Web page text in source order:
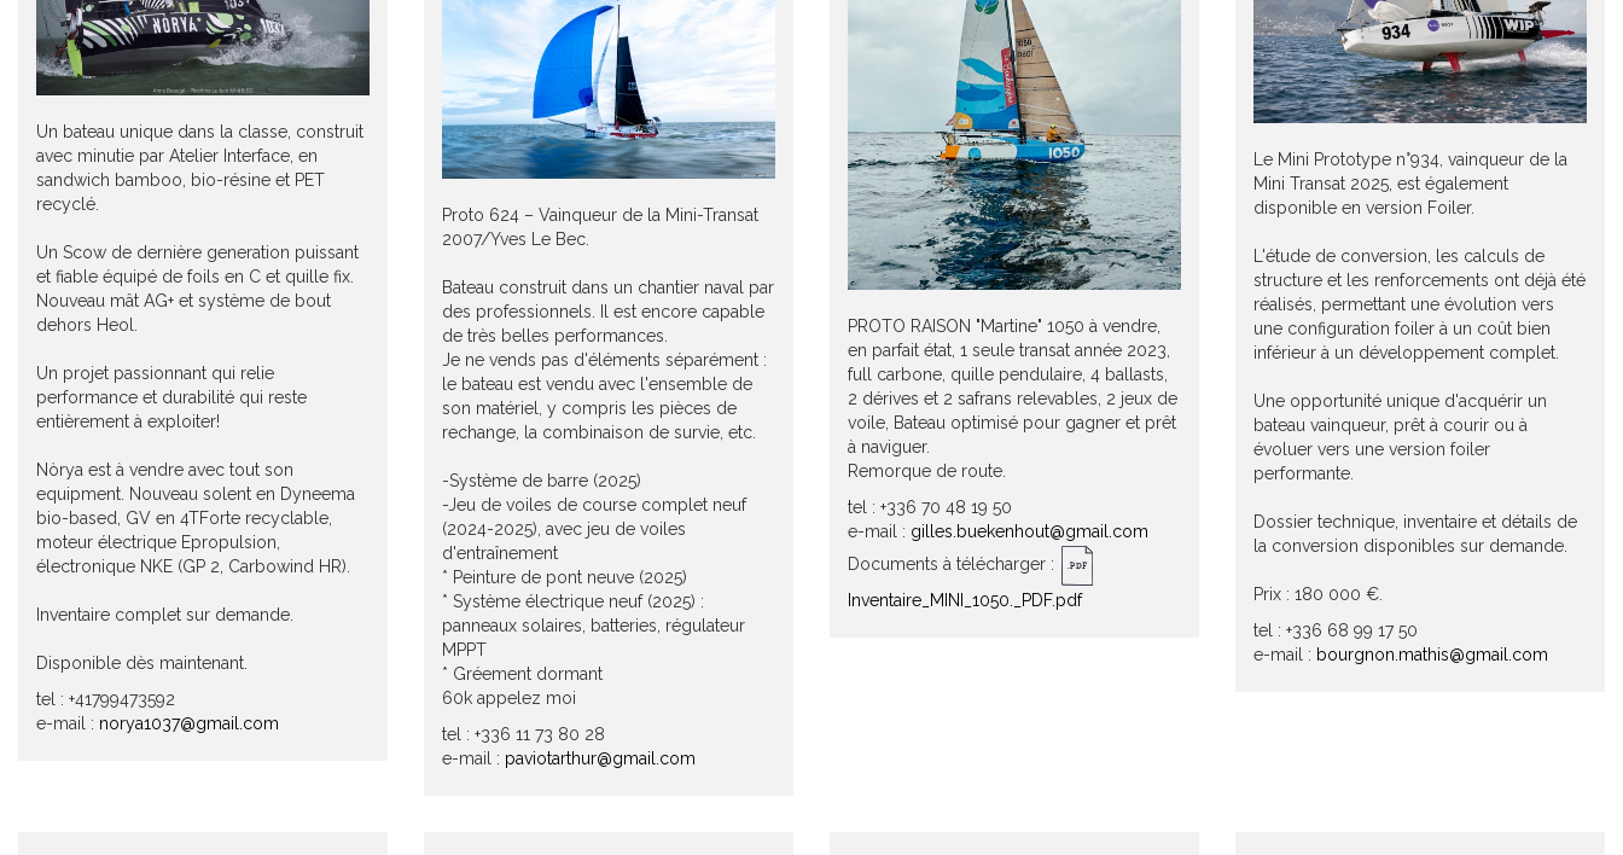
Un bateau unique dans la classe, construit
avec minutie par Atelier Interface, en
sandwich bamboo, bio-résine et PET
recyclé.
Un Scow de dernière generation puissant
et fiable équipé de foils en C et quille fix.
Nouveau mât AG+ et système de bout
dehors Heol.
Un projet passionnant qui relie
performance et durabilité qui reste
entièrement à exploiter!
Nòrya est à vendre avec tout son
equipment. Nouveau solent en Dyneema
bio-based, GV en 4TForte recyclable,
moteur électrique Epropulsion,
électronique NKE (GP 2, Carbowind HR).
Inventaire complet sur demande.
Disponible dès maintenant.
tel : +41799473592
e-mail : norya1037@gmail.com
Proto 624 – Vainqueur de la Mini-Transat
2007/Yves Le Bec.
Bateau construit dans un chantier naval par
des professionnels. Il est encore capable
de très belles performances.
Je ne vends pas d'éléments séparément :
le bateau est vendu avec l'ensemble de
son matériel, y compris les pièces de
rechange, la combinaison de survie, etc.
-Système de barre (2025)
-Jeu de voiles de course complet neuf
(2024-2025), avec jeu de voiles
d'entraînement
* Peinture de pont neuve (2025)
* Système électrique neuf (2025) :
panneaux solaires, batteries, régulateur
MPPT
* Gréement dormant
60k appelez moi
tel : +336 11 73 80 28
e-mail : paviotarthur@gmail.com
PROTO RAISON "Martine" 1050 à vendre,
en parfait état, 1 seule transat année 2023,
full carbone, quille pendulaire, 4 ballasts,
2 dérives et 2 safrans relevables, 2 jeux de
voile, Bateau optimisé pour gagner et prêt
à naviguer.
Remorque de route.
tel : +336 70 48 19 50
e-mail : gilles.buekenhout@gmail.com
Documents à télécharger :
Inventaire_MINI_1050._PDF.pdf
Le Mini Prototype n°934, vainqueur de la
Mini Transat 2025, est également
disponible en version Foiler.
L'étude de conversion, les calculs de
structure et les renforcements ont déjà été
réalisés, permettant une évolution vers
une configuration foiler à un coût bien
inférieur à un développement complet.
Une opportunité unique d'acquérir un
bateau vainqueur, prêt à courir ou à
évoluer vers une version foiler
performante.
Dossier technique, inventaire et détails de
la conversion disponibles sur demande.
Prix : 180 000 €.
tel : +336 68 99 17 50
e-mail : bourgnon.mathis@gmail.com